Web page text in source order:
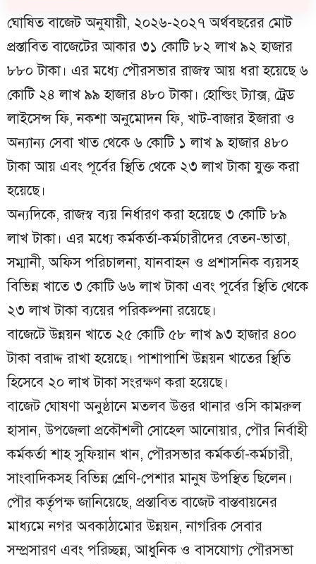
ঘোষিত বাজেট অনুযায়ী, ২০২৬-২০২৭ অর্থবছরের মোট
প্রস্তাবিত বাজেটের আকার ৩১ কোটি ৮২ লাখ ৯২ হাজার
৮৮০ টাকা। এর মধ্যে পৌরসভার রাজস্ব আয় ধরা হয়েছে ৬
কোটি ২৪ লাখ ৯৯ হাজার ৪৮০ টাকা। হোল্ডিং ট্যাক্স, ট্রেড
লাইসেন্স ফি, নকশা অনুমোদন ফি, খাট-বাজার ইজারা ও
অন্যান্য সেবা খাত থেকে ৬ কোটি ১ লাখ ৯ হাজার ৪৮০
টাকা আয় এবং পূর্বের স্থিতি থেকে ২৩ লাখ টাকা যুক্ত করা
হয়েছে।
অন্যদিকে, রাজস্ব ব্যয় নির্ধারণ করা হয়েছে ৩ কোটি ৮৯
লাখ টাকা। এর মধ্যে কর্মকর্তা-কর্মচারীদের বেতন-ভাতা,
সম্মানী, অফিস পরিচালনা, যানবাহন ও প্রশাসনিক ব্যয়সহ
বিভিন্ন খাতে ৩ কোটি ৬৬ লাখ টাকা এবং পূর্বের স্থিতি থেকে
২৩ লাখ টাকা ব্যয়ের পরিকল্পনা রয়েছে।
বাজেটে উন্নয়ন খাতে ২৫ কোটি ৫৮ লাখ ৯৩ হাজার ৪০০
টাকা বরাদ্দ রাখা হয়েছে। পাশাপাশি উন্নয়ন খাতের স্থিতি
হিসেবে ২০ লাখ টাকা সংরক্ষণ করা হয়েছে।
বাজেট ঘোষণা অনুষ্ঠানে মতলব উত্তর থানার ওসি কামরুল
হাসান, উপজেলা প্রকৌশলী সোহেল আনোয়ার, পৌর নির্বাহী
কর্মকর্তা শাহ সুফিয়ান খান, পৌরসভার কর্মকর্তা-কর্মচারী,
সাংবাদিকসহ বিভিন্ন শ্রেণি-পেশার মানুষ উপস্থিত ছিলেন।
পৌর কর্তৃপক্ষ জানিয়েছে, প্রস্তাবিত বাজেট বাস্তবায়নের
মাধ্যমে নগর অবকাঠামোর উন্নয়ন, নাগরিক সেবার
সম্প্রসারণ এবং পরিচ্ছন্ন, আধুনিক ও বাসযোগ্য পৌরসভা